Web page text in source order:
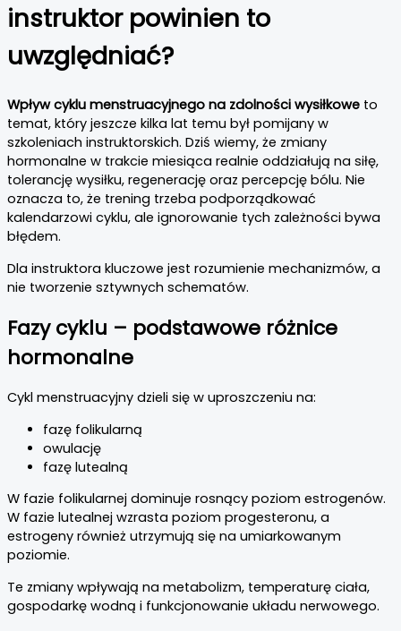
instruktor powinien to
uwzględniać?
Wpływ cyklu menstruacyjnego na zdolności wysiłkowe to
temat, który jeszcze kilka lat temu był pomijany w
szkoleniach instruktorskich. Dziś wiemy, że zmiany
hormonalne w trakcie miesiąca realnie oddziałują na siłę,
tolerancję wysiłku, regenerację oraz percepcję bólu. Nie
oznacza to, że trening trzeba podporządkować
kalendarzowi cyklu, ale ignorowanie tych zależności bywa
błędem.
Dla instruktora kluczowe jest rozumienie mechanizmów, a
nie tworzenie sztywnych schematów.
Fazy cyklu – podstawowe różnice
hormonalne
Cykl menstruacyjny dzieli się w uproszczeniu na:
fazę folikularną
owulację
fazę lutealną
W fazie folikularnej dominuje rosnący poziom estrogenów.
W fazie lutealnej wzrasta poziom progesteronu, a
estrogeny również utrzymują się na umiarkowanym
poziomie.
Te zmiany wpływają na metabolizm, temperaturę ciała,
gospodarkę wodną i funkcjonowanie układu nerwowego.